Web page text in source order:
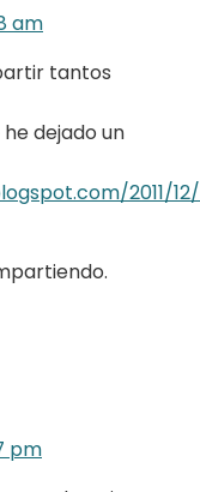
am
tantos
dejado un
2011/
pm